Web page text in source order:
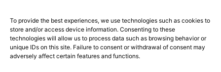
To provide the best experiences, we use technologies such as cookies to
store and/or access device information. Consenting to these
technologies will allow us to process data such as browsing behavior or
unique IDs on this site. Failure to consent or withdrawal of consent may
adversely affect certain features and functions.
the Club Amilcar onB Signature Group:
Hotel Bel Ami –5 star hotel